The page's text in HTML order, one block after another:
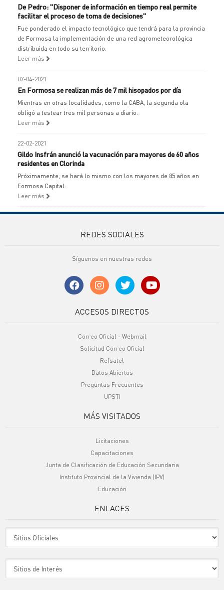
De Pedro: "Disponer de información en tiempo real permite
facilitar el proceso de toma de decisiones"
Fue ponderado el impacto tecnológico que tendrá para la provincia
de Formosa la implementación de una red agrometeorológica
distribuida en todo su territorio.
Leer más
07-04-2021
En Formosa se realizan más de 7 mil hisopados por día
Mientras en otras localidades, como la CABA, la segunda ola
obligó a testear tres mil personas a diario.
Leer más
22-02-2021
Gildo Insfrán anunció la vacunación para mayores de 60 años
residentes en Clorinda
Próximamente, se hará lo mismo con los mayores de 85 años en
Formosa Capital.
Leer más
REDES SOCIALES
Síguenos en nuestras redes
ACCESOS DIRECTOS
Correo Oficial - Webmail
Solicitud Correo Oficial
Refsatel
Datos Abiertos
Preguntas Frecuentes
UPSTI
MÁS VISITADOS
Licitaciones
Capacitaciones
Junta de Clasificación de Educación Secundaria
Instituto Provincial de la Vivienda (IPV)
Educación
ENLACES